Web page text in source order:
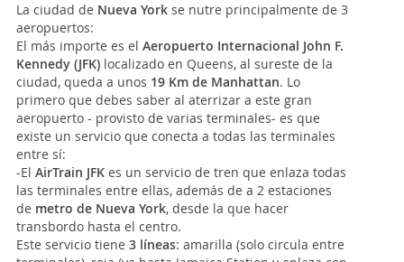
La ciudad de Nueva York se nutre principalmente de 3
aeropuertos:
El más importe es el Aeropuerto Internacional John F.
Kennedy (JFK) localizado en Queens, al sureste de la
ciudad, queda a unos 19 Km de Manhattan. Lo
primero que debes saber al aterrizar a este gran
aeropuerto - provisto de varias terminales- es que
existe un servicio que conecta a todas las terminales
entre sí:
-El AirTrain JFK es un servicio de tren que enlaza todas
las terminales entre ellas, además de a 2 estaciones
de metro de Nueva York, desde la que hacer
transbordo hasta el centro.
Este servicio tiene 3 líneas: amarilla (solo circula entre